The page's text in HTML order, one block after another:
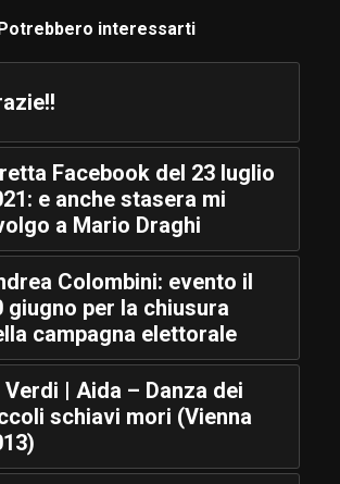
interessarti
Facebook del 23 luglio
e anche stasera mi
a Mario Draghi
Colombini: evento il
giugno per la chiusura
campagna elettorale
Verdi | Aida – Danza dei
schiavi mori (Vienna